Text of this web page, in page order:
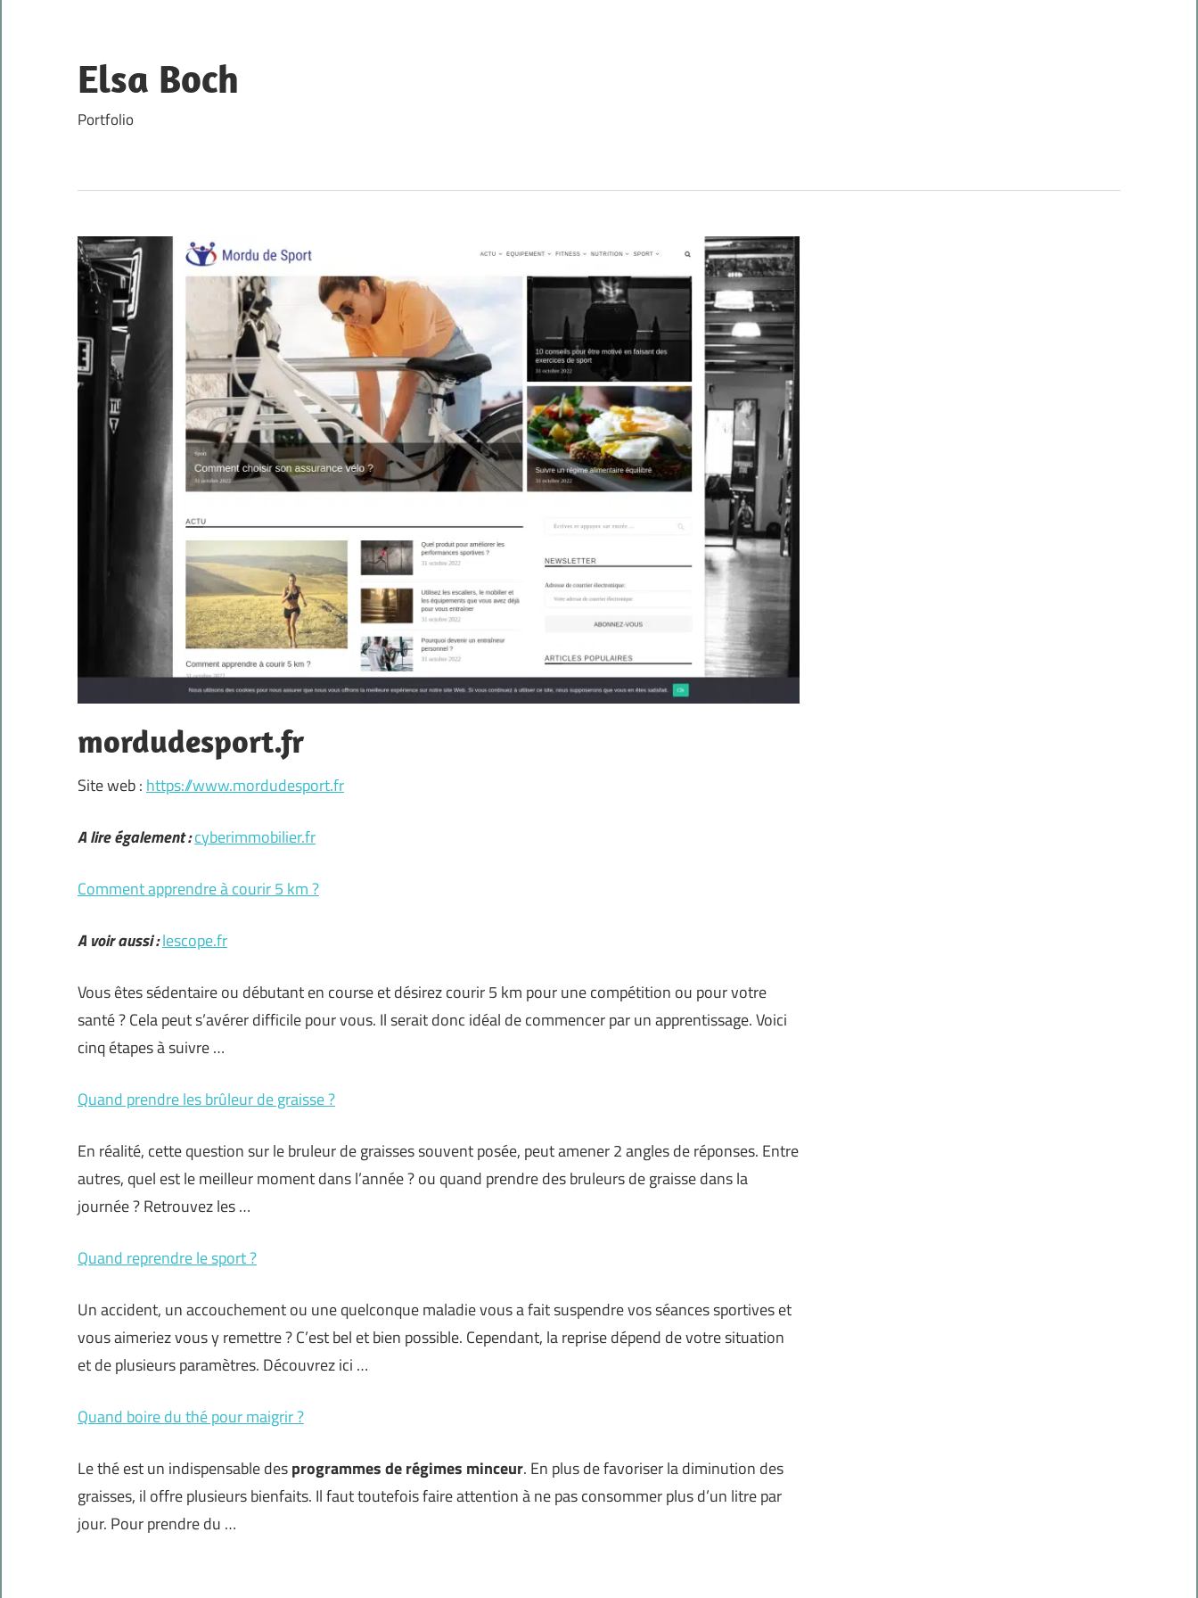
content
Elsa Boch
Portfolio
mordudesport.fr
Site web : https://www.mordudesport.fr
A lire également :cyberimmobilier.fr
Comment apprendre à courir 5 km ?
A voir aussi :lescope.fr
Vous êtes sédentaire ou débutant en course et désirez courir 5 km pour une compétition ou pour votre
santé ? Cela peut s’avérer difficile pour vous. Il serait donc idéal de commencer par un apprentissage. Voici
cinq étapes à suivre …
Quand prendre les brûleur de graisse ?
En réalité, cette question sur le bruleur de graisses souvent posée, peut amener 2 angles de réponses. Entre
autres, quel est le meilleur moment dans l’année ? ou quand prendre des bruleurs de graisse dans la
journée ? Retrouvez les …
Quand reprendre le sport ?
Un accident, un accouchement ou une quelconque maladie vous a fait suspendre vos séances sportives et
vous aimeriez vous y remettre ? C’est bel et bien possible. Cependant, la reprise dépend de votre situation
et de plusieurs paramètres. Découvrez ici …
Quand boire du thé pour maigrir ?
Le thé est un indispensable desprogrammes de régimes minceur. En plus de favoriser la diminution des
graisses, il offre plusieurs bienfaits. Il faut toutefois faire attention à ne pas consommer plus d’un litre par
jour. Pour prendre du …